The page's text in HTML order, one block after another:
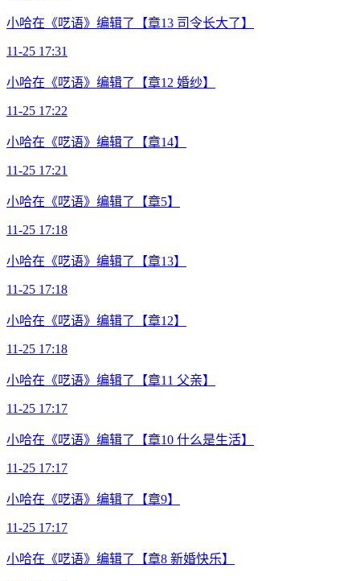
小哈在《呓语》编辑了【章13 司令长大了】
11-25 17:31
小哈在《呓语》编辑了【章12 婚纱】
11-25 17:22
小哈在《呓语》编辑了【章14】
11-25 17:21
小哈在《呓语》编辑了【章5】
11-25 17:18
小哈在《呓语》编辑了【章13】
11-25 17:18
小哈在《呓语》编辑了【章12】
11-25 17:18
小哈在《呓语》编辑了【章11 父亲】
11-25 17:17
小哈在《呓语》编辑了【章10 什么是生活】
11-25 17:17
小哈在《呓语》编辑了【章9】
11-25 17:17
小哈在《呓语》编辑了【章8 新婚快乐】